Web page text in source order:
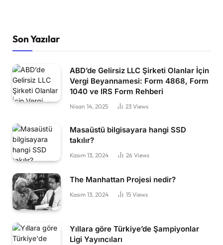
Son Yazılar
ABD’de Gelirsiz LLC Şirketi Olanlar İçin
Vergi Beyannamesi: Form 4868, Form
1040 ve IRS Form Rehberi
Nisan 14, 2025 23 Views
Masaüstü bilgisayara hangi SSD
takılır?
Kasım 13, 2024 26 Views
The Manhattan Projesi nedir?
Kasım 13, 2024 15 Views
Yıllara göre Türkiye’de Şampiyonlar
Ligi Yayıncıları